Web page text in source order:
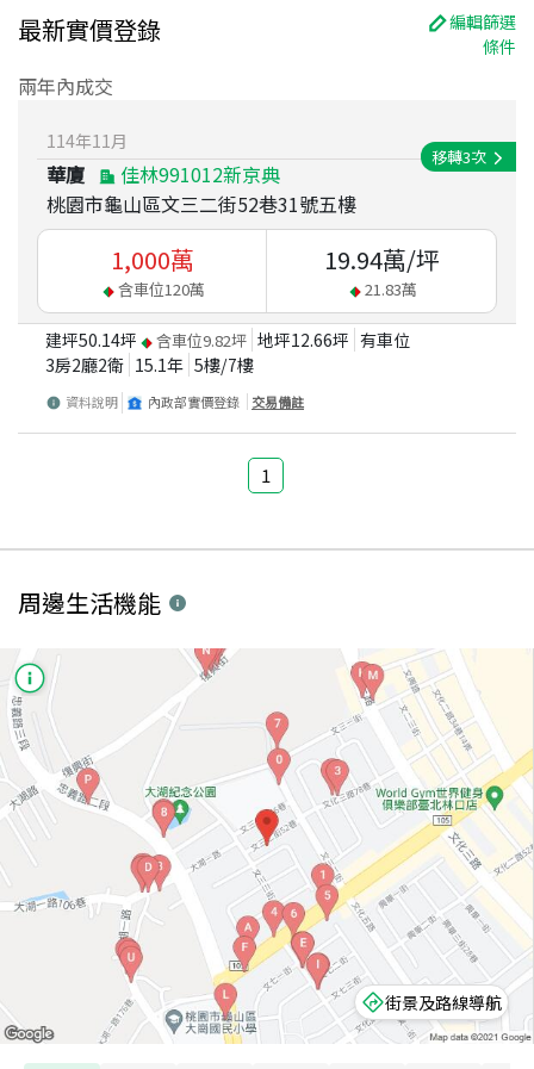
最新實價登錄
編輯篩選
條件
兩年內成交
114年11 月
華廈
佳林991012新京典
桃園市龜山區文三二街52巷31號五樓
移轉3次
1,000萬
含車位120萬
19.94萬/坪
21.83萬
建坪50.14坪 含車位9.82坪 地坪12.66坪 有車位
3房2廳2衛 15.1年 5樓/7樓
資料說明 內政部實價登錄 交易備註
1
周邊生活機能
街景及路線導航